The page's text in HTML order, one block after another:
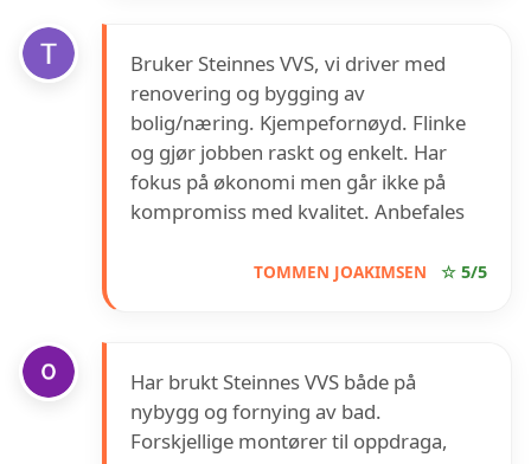
Bruker Steinnes VVS, vi driver med
renovering og bygging av
bolig/næring. Kjempefornøyd. Flinke
og gjør jobben raskt og enkelt. Har
fokus på økonomi men går ikke på
kompromiss med kvalitet. Anbefales
TOMMEN JOAKIMSEN ☆ 5/5
Har brukt Steinnes VVS både på
nybygg og fornying av bad.
Forskjellige montører til oppdraga,